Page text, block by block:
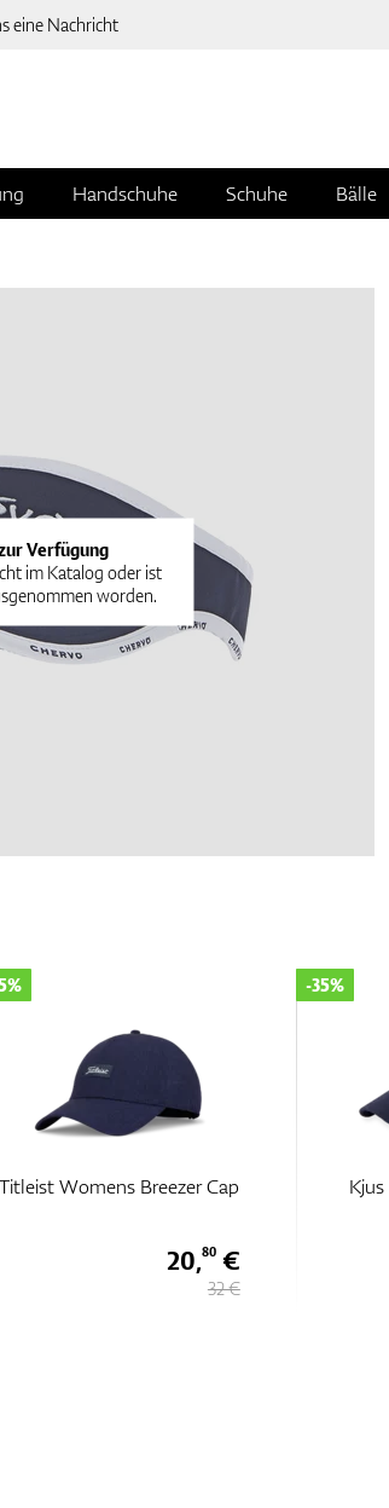
eine Nachricht
Handschuhe Schuhe Bälle
Verfügung
im Katalog oder ist
worden.
Titleist Womens Breezer Cap
20,80€
32 €
-35%